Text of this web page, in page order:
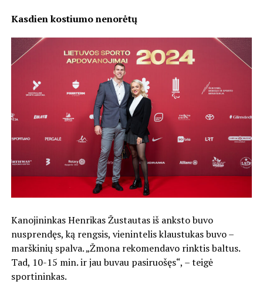
Kasdien kostiumo nenorėtų
Kanojininkas Henrikas Žustautas iš anksto buvo
nusprendęs, ką rengsis, vienintelis klaustukas buvo –
marškinių spalva. „Žmona rekomendavo rinktis baltus.
Tad, 10-15 min. ir jau buvau pasiruošęs“, – teigė
sportininkas.